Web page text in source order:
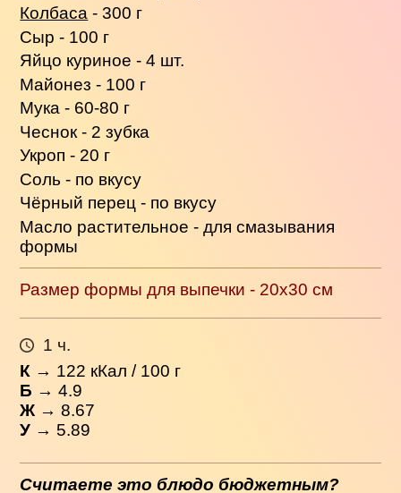
Колбаса - 300 г
Сыр - 100 г
Яйцо куриное - 4 шт.
Майонез - 100 г
Мука - 60-80 г
Чеснок - 2 зубка
Укроп - 20 г
Соль - по вкусу
Чёрный перец - по вкусу
Масло растительное - для смазывания
формы
Размер формы для выпечки - 20x30 см
1 ч.
К → 122 кКал / 100 г
Б → 4.9
Ж → 8.67
У → 5.89
Считаете это блюдо бюджетным?